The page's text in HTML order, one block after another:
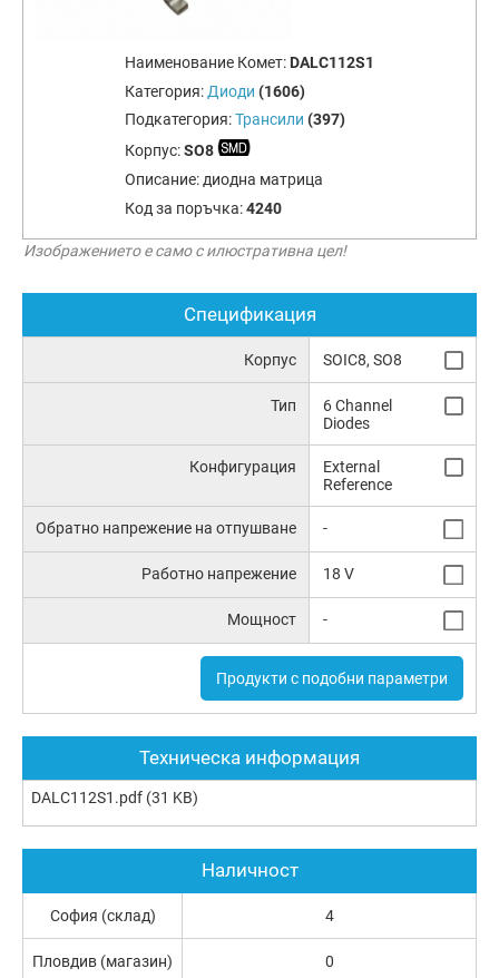
Наименование Комет: DALC112S1
Категория: Диоди (1606)
Подкатегория:Трансили (397)
Корпус:SO8
Описание: диодна матрица
Код за поръчка:4240
Изображението е само с илюстративна цел!
Спецификация
Корпус SOIC8, SO8
Тип
6 Channel
Diodes
Конфигурация
External
Reference
Обратно напрежение на отпушване -
Работно напрежение 18 V
Мощност -
Продукти с подобни параметри
Техническа информация
DALC112S1.pdf (31 KB)
Наличност
София (склад) 4
Пловдив (магазин) 0